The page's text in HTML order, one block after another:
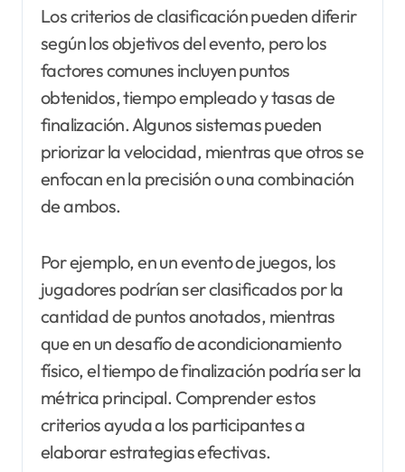
Los criterios de clasificación pueden diferir
según los objetivos del evento, pero los
factores comunes incluyen puntos
obtenidos, tiempo empleado y tasas de
finalización. Algunos sistemas pueden
priorizar la velocidad, mientras que otros se
enfocan en la precisión o una combinación
de ambos.
Por ejemplo, en un evento de juegos, los
jugadores podrían ser clasificados por la
cantidad de puntos anotados, mientras
que en un desafío de acondicionamiento
físico, el tiempo de finalización podría ser la
métrica principal. Comprender estos
criterios ayuda a los participantes a
elaborar estrategias efectivas.